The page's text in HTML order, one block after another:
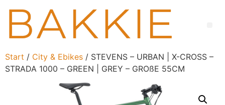
Start / City & Ebikes / STEVENS – URBAN | X-CROSS –
STRADA 1000 – GREEN | GREY – GROßE 55CM